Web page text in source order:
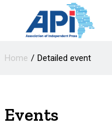
Home Detailed event
Events